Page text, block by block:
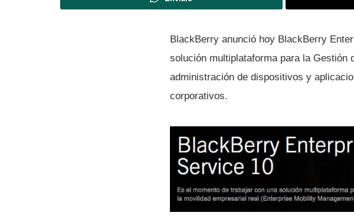
BlackBerry anunció hoy BlackBerry
solución multiplataforma para la Gestión
administración de dispositivos y
corporativos.